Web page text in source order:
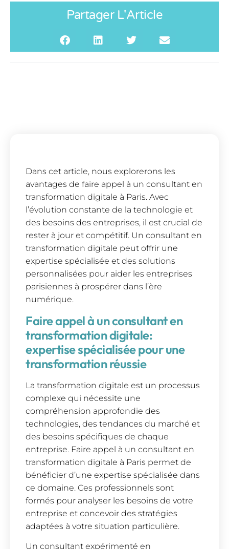
Partager L'Article
Dans cet article, nous explorerons les
avantages de faire appel à un consultant en
transformation digitale à Paris. Avec
l’évolution constante de la technologie et
des besoins des entreprises, il est crucial de
rester à jour et compétitif. Un consultant en
transformation digitale peut offrir une
expertise spécialisée et des solutions
personnalisées pour aider les entreprises
parisiennes à prospérer dans l’ère
numérique.
Faire appel à un consultant en
transformation digitale:
expertise spécialisée pour une
transformation réussie
La transformation digitale est un processus
complexe qui nécessite une
compréhension approfondie des
technologies, des tendances du marché et
des besoins spécifiques de chaque
entreprise. Faire appel à un consultant en
transformation digitale à Paris permet de
bénéficier d’une expertise spécialisée dans
ce domaine. Ces professionnels sont
formés pour analyser les besoins de votre
entreprise et concevoir des stratégies
adaptées à votre situation particulière.
Un consultant expérimenté en